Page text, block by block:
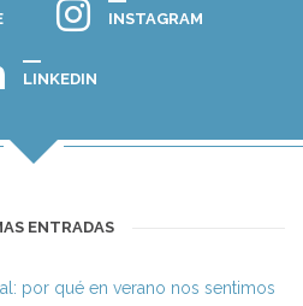
INSTAGRAM
LINKEDIN
ENTRADAS
por qué en verano nos sentimos